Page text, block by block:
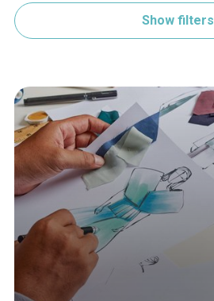
Show filters